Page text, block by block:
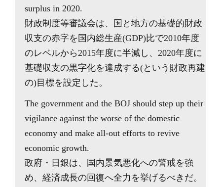
surplus in 2020.
財政制度等審議会は、国と地方の基礎的財政
収支の赤字を国内総生産(GDP)比で2010年度
のレベルから2015年度に半減し、2020年度に
基礎収支の黒字化を達成する(という財政再建
の)目標を設定した。
The government and the BOJ should step up their
vigilance against the worse of the domestic
economy and make all-out efforts to revive
economic growth.
政府・日銀は、国内景気悪化への警戒を強
め、経済成長の回復へ全力を挙げるべきだ。